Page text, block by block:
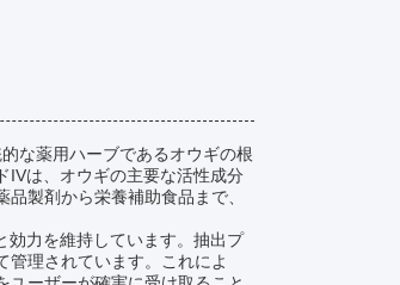
な薬用ハーブであるオウギの根
IVは、オウギの主要な活性成分
製剤から栄養補助食品まで、
効力を維持しています。抽出プ
管理されています。これによ